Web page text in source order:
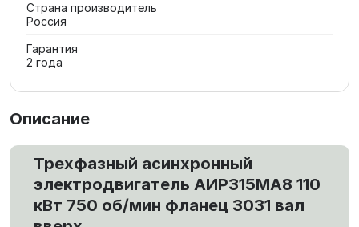
Страна производитель
Россия
Гарантия
2 года
Описание
Трехфазный асинхронный
электродвигатель АИР315МА8 110
кВт 750 об/мин фланец 3031 вал